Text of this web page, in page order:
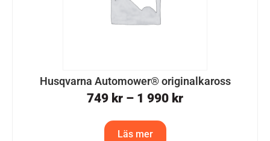
Husqvarna Automower® originalkaross
749 kr – 1 990 kr
Läs mer